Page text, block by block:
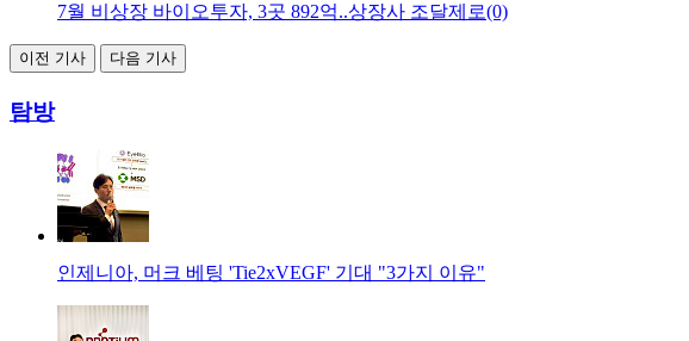
7월 비상장 바이오투자, 3곳 892억..상장사 조달제로(0)
이전 기사 다음 기사
탐방
인제니아, 머크 베팅 'Tie2xVEGF' 기대 "3가지 이유"